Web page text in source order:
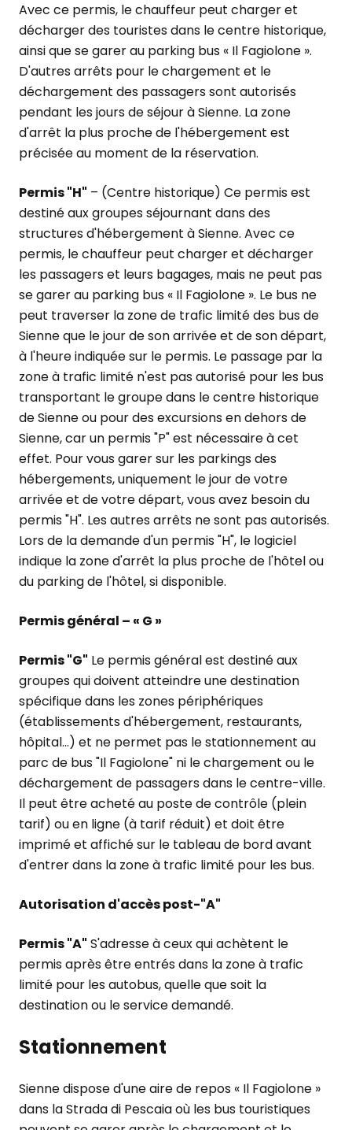
Avec ce permis, le chauffeur peut charger et
décharger des touristes dans le centre historique,
ainsi que se garer au parking bus « Il Fagiolone ».
D'autres arrêts pour le chargement et le
déchargement des passagers sont autorisés
pendant les jours de séjour à Sienne. La zone
d'arrêt la plus proche de l'hébergement est
précisée au moment de la réservation.
Permis "H" – (Centre historique) Ce permis est
destiné aux groupes séjournant dans des
structures d'hébergement à Sienne. Avec ce
permis, le chauffeur peut charger et décharger
les passagers et leurs bagages, mais ne peut pas
se garer au parking bus « Il Fagiolone ». Le bus ne
peut traverser la zone de trafic limité des bus de
Sienne que le jour de son arrivée et de son départ,
à l'heure indiquée sur le permis. Le passage par la
zone à trafic limité n'est pas autorisé pour les bus
transportant le groupe dans le centre historique
de Sienne ou pour des excursions en dehors de
Sienne, car un permis "P" est nécessaire à cet
effet. Pour vous garer sur les parkings des
hébergements, uniquement le jour de votre
arrivée et de votre départ, vous avez besoin du
permis "H". Les autres arrêts ne sont pas autorisés.
Lors de la demande d'un permis "H", le logiciel
indique la zone d'arrêt la plus proche de l'hôtel ou
du parking de l'hôtel, si disponible.
Permis général – « G »
Permis "G" Le permis général est destiné aux
groupes qui doivent atteindre une destination
spécifique dans les zones périphériques
(établissements d'hébergement, restaurants,
hôpital...) et ne permet pas le stationnement au
parc de bus "Il Fagiolone" ni le chargement ou le
déchargement de passagers dans le centre-ville.
Il peut être acheté au poste de contrôle (plein
tarif) ou en ligne (à tarif réduit) et doit être
imprimé et affiché sur le tableau de bord avant
d'entrer dans la zone à trafic limité pour les bus.
Autorisation d'accès post-"A"
Permis "A" S'adresse à ceux qui achètent le
permis après être entrés dans la zone à trafic
limité pour les autobus, quelle que soit la
destination ou le service demandé.
Stationnement
Sienne dispose d'une aire de repos « Il Fagiolone »
dans la Strada di Pescaia où les bus touristiques